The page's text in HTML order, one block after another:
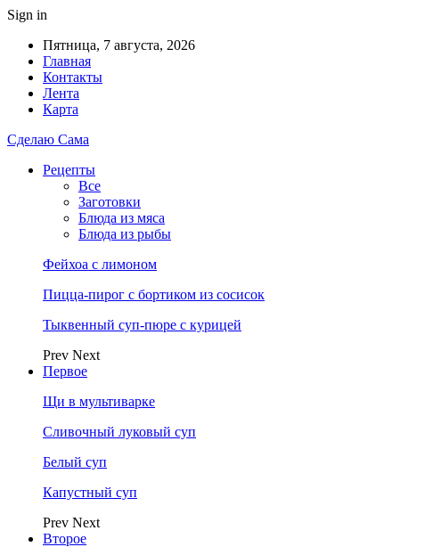
Sign in
Пятница, 7 августа, 2026
Главная
Контакты
Лента
Карта
Сделаю Сама
Рецепты
Все
Заготовки
Блюда из мяса
Блюда из рыбы
Фейхоа с лимоном
Пицца-пирог с бортиком из сосисок
Тыквенный суп-пюре с курицей
Prev Next
Первое
Щи в мультиварке
Сливочный луковый суп
Белый суп
Капустный суп
Prev Next
Второе